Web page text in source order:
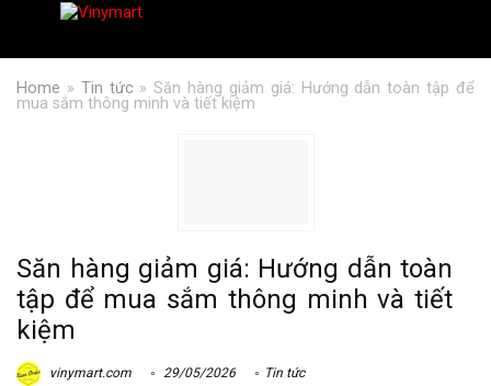
Home » Tin tức »Săn hàng giảm giá: Hướng dẫn toàn tập để
mua sắm thông minh và tiết kiệm
Săn hàng giảm giá: Hướng dẫn toàn
tập để mua sắm thông minh và tiết
kiệm
vinymart.com 29/05/2026 Tin tức